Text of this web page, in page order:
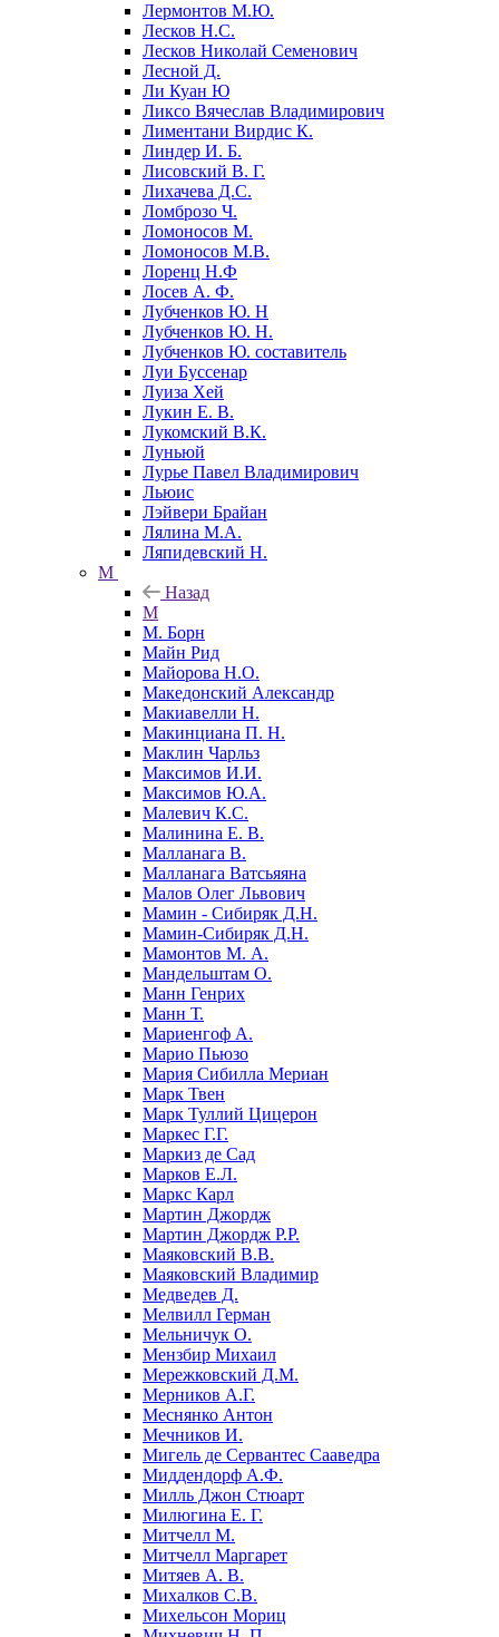
Лермонтов М.Ю.
Лесков Н.С.
Лесков Николай Семенович
Лесной Д.
Ли Куан Ю
Ликсо Вячеслав Владимирович
Лиментани Вирдис К.
Линдер И. Б.
Лисовский В. Г.
Лихачева Д.С.
Ломброзо Ч.
Ломоносов М.
Ломоносов М.В.
Лоренц Н.Ф
Лосев А. Ф.
Лубченков Ю. Н
Лубченков Ю. Н.
Лубченков Ю. составитель
Луи Буссенар
Луиза Хей
Лукин Е. В.
Лукомский В.К.
Луньюй
Лурье Павел Владимирович
Льюис
Лэйвери Брайан
Лялина М.А.
Ляпидевский Н.
М
Назад
М
М. Борн
Майн Рид
Майорова Н.О.
Македонский Александр
Макиавелли Н.
Макинциана П. Н.
Маклин Чарльз
Максимов И.И.
Максимов Ю.А.
Малевич К.С.
Малинина Е. В.
Малланага В.
Малланага Ватсьяяна
Малов Олег Львович
Мамин - Сибиряк Д.Н.
Мамин-Сибиряк Д.Н.
Мамонтов М. А.
Мандельштам О.
Манн Генрих
Манн Т.
Мариенгоф А.
Марио Пьюзо
Мария Сибилла Мериан
Марк Твен
Марк Туллий Цицерон
Маркес Г.Г.
Маркиз де Сад
Марков Е.Л.
Маркс Карл
Мартин Джордж
Мартин Джордж Р.Р.
Маяковский В.В.
Маяковский Владимир
Медведев Д.
Мелвилл Герман
Мельничук О.
Мензбир Михаил
Мережковский Д.М.
Мерников А.Г.
Меснянко Антон
Мечников И.
Мигель де Сервантес Сааведра
Миддендорф А.Ф.
Милль Джон Стюарт
Милюгина Е. Г.
Митчелл М.
Митчелл Маргарет
Митяев А. В.
Михалков С.В.
Михельсон Мориц